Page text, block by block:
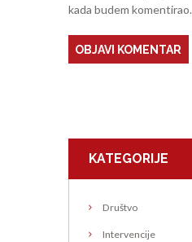
kada budem komentirao.
KATEGORIJE
Društvo
Intervencije